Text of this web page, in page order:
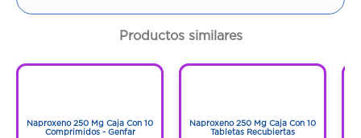
Contenido:1,5 Ml
Cantidad:3 Ampolletas
Productos similares
Naproxeno 250 Mg Caja Con 10
Comprimidos - Genfar
Naproxeno 250 Mg Caja Con 10
Tabletas Recubiertas